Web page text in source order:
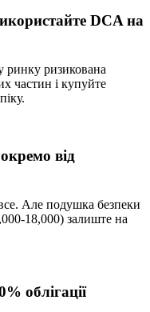
DCA на
ринку ризикована
частин і купуйте
від
Але подушка безпеки
18,000) залиште на
облігації